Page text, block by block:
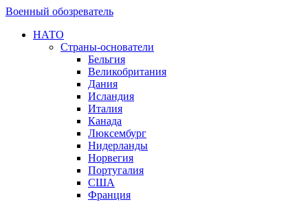
Военный обозреватель
НАТО
Страны-основатели
Бельгия
Великобритания
Дания
Исландия
Италия
Канада
Люксембург
Нидерланды
Норвегия
Португалия
США
Франция